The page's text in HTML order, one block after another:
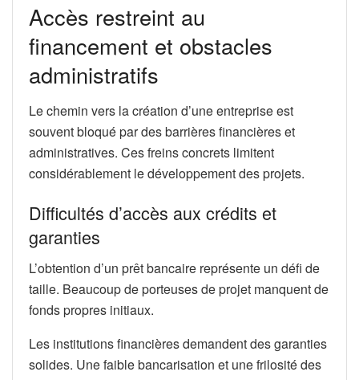
Accès restreint au
financement et obstacles
administratifs
Le chemin vers la création d’une entreprise est
souvent bloqué par des barrières financières et
administratives. Ces freins concrets limitent
considérablement le développement des projets.
Difficultés d’accès aux crédits et
garanties
L’obtention d’un prêt bancaire représente un défi de
taille. Beaucoup de porteuses de projet manquent de
fonds propres initiaux.
Les institutions financières demandent des garanties
solides. Une faible bancarisation et une frilosité des